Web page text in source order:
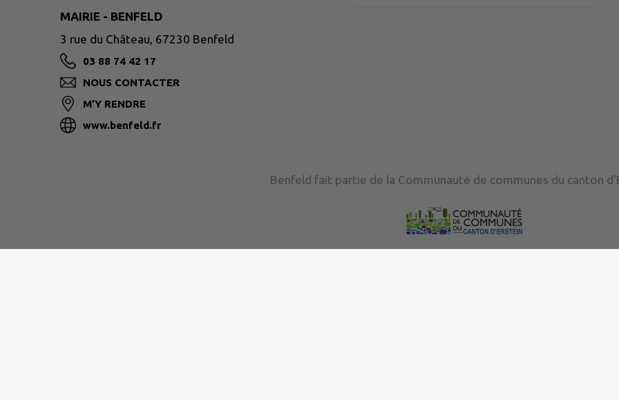
MAIRIE - BENFELD
3 rue du Château, 67230 Benfeld
03 88 74 42 17
NOUS CONTACTER
M'Y RENDRE
www.benfeld.fr
Benfeld fait partie de la Communauté de communes du canton